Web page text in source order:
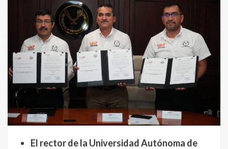
El rector de la Universidad Autónoma de